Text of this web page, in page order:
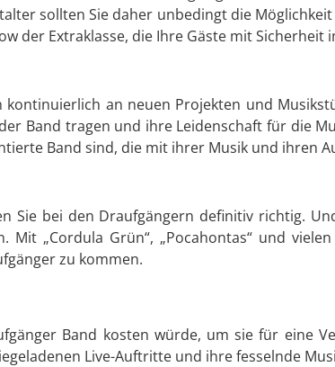
sollten Sie daher unbedingt die
der Extraklasse, die Ihre Gäste mit Sicherheit
an neuen Projekten und
Band tragen und ihre Leidenschaft für die
Band sind, die mit ihrer Musik und ihren
Sie bei den Draufgängern definitiv richtig.
„Cordula Grün“, „Pocahontas“ und
zu kommen.
Band kosten würde, um sie für eine
Live-Auftritte und ihre fesselnde